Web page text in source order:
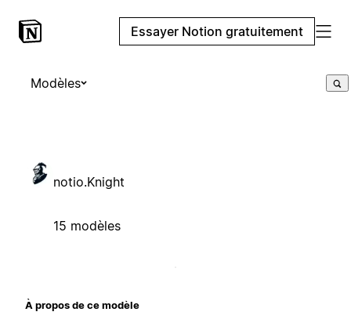
Essayer Notion gratuitement
Modèles
notio.Knight
15 modèles
À propos de ce modèle